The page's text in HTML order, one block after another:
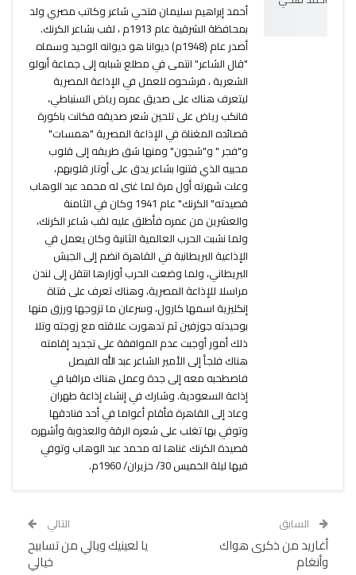
أحمد إبراهيم سليمان فتحي شاعر وكاتب مصري ولد
بمحافظة الشرقية عام 1913م ، لقب بشاعر الكرنك.
أصدر عام (1948م) ديوانا هو ديوانه الوحيد وسماه
"قال الشاعر" انتمى في مطلع شبابه إلى جماعة أبولو
الشعرية ، فرشحوه للعمل في الإذاعة المصرية
ليتعرف هناك على صديق عمره رياض السنباطي،
فانكب رياض على تلحين شعر صديقه فكانت باكورة
قصائده المغناة في الإذاعة المصرية "همسات"
و"فجر " و"شجون" ومنها شق طريقه إلى قلوب
محبيه الذي فتنوا بشاعر يدق على أوتار قلوبهم،
وعلت شهرته أول مرة لما غنى له محمد عبد الوهاب
قصيدته" الكرنك" عام 1941 وكان في الثامنة
والعشرين من عمره فأطلق عليه لقب شاعر الكرنك،
ولما نشبت الحرب العالمية الثانية وكان يعمل في
الإذاعية البريطانية في القاهرة انضم إلى الجيش
البريطاني، ولما وضعت الحرب أوزارها انتقل إلى لندن
مراسلا للإذاعة المصرية، وهناك تعرف على فتاة
إنكليزية اسمها كارول، وسرعان ما تزوجها ورزق منها
بوحيدته جوزفين ثم تدهورت علاقته مع زوجته وتلا
ذلك أمور أوجبت عدم الموافقة على تجديد إقامته
هناك فلجأ إلى الأمير الشاعر عبد الله الفيصل
فاصطحبه معه إلى جدة وعمل هناك مراقبا في
إذاعة السعودية. وشارك في إنشاء إذاعة طهران
وعاد إلى القاهرة فأقام أعواما في أحد فنادقها
وتوفي بها تغلب على شعره الرقة والعذوبة وأشهره
قصيدة الكرنك غناها له محمد عبد الوهاب وتوفي
فيها ليلة الخميس 30/ حزيران/ 1960م.
السابق
أغاريد من ذكرى هواك
وأنغام
التالي
يا لعينيك ويالي من تسابيح
خيالي